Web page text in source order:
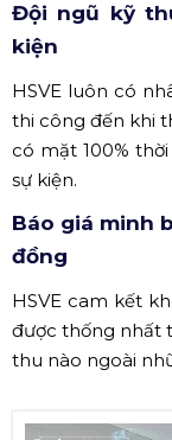
Đội ngũ kỹ
kiện
HSVE luôn có
thi công đến khi
có mặt 100%
sự kiện.
Báo giá minh
đồng
HSVE cam kết
được thống nhất
thu nào ngoài